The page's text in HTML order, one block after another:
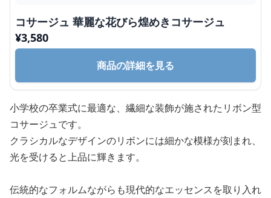
コサージュ 華麗な花びら煌めきコサージュ
¥3,580
商品の詳細を見る
小学校の卒業式に最適な、繊細な装飾が施されたリボン型
コサージュです。
クラシカルなデザインのリボンには細かな模様が刻まれ、
光を受けると上品に輝きます。
伝統的なフォルムながらも現代的なエッセンスを取り入れ